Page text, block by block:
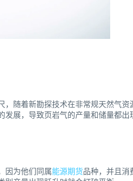
，随着新勘探技术在非常规天然气
展，导致页岩气的产量和储量都
因为他们同属能源期货品种，并且消